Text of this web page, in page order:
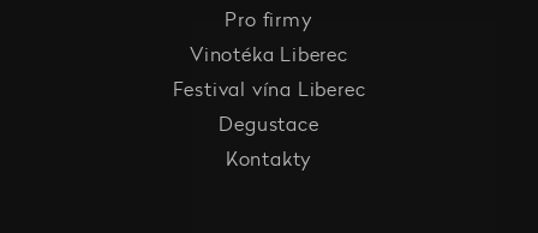
Pro firmy
Vinotéka Liberec
Festival vína Liberec
Degustace
Kontakty